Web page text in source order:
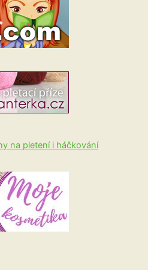
na pletení i háčkování